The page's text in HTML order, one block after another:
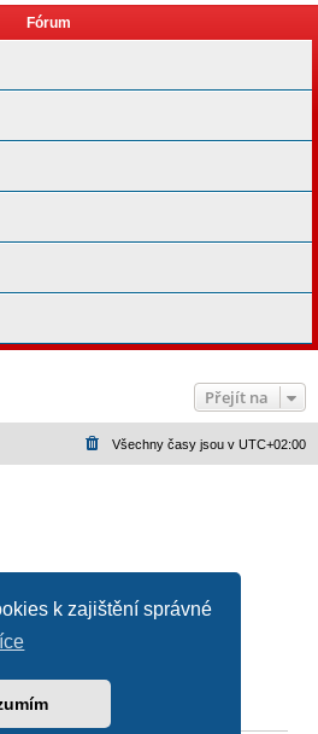
k zajištění správné
Fórum
Přejít na
Všechny časy jsou v UTC+02:00
® Forum Software © phpBB Limited
Podmínky pro užívání